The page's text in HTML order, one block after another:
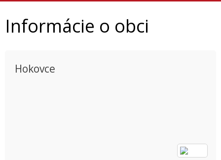
Informácie o obci
Hokovce